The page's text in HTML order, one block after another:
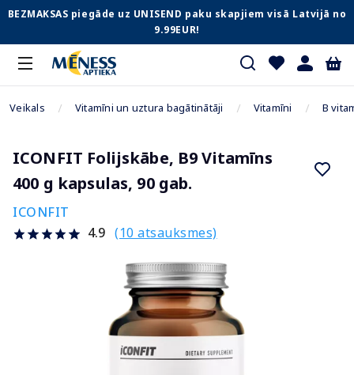
BEZMAKSAS piegāde uz UNISEND paku skapjiem visā Latvijā no
9.99EUR!
Veikals Vitamīni un uztura bagātinātāji Vitamīni B
ICONFIT Folijskābe, B9 Vitamīns
400 g kapsulas, 90 gab.
ICONFIT
4.9 (10 atsauksmes)